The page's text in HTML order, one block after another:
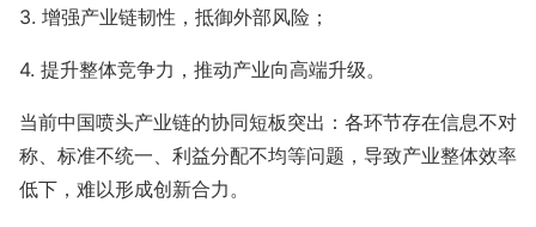
3. 增强产业链韧性，抵御外部风险；
4. 提升整体竞争力，推动产业向高端升级。
当前中国喷头产业链的协同短板突出：各环节存在信息不对
称、标准不统一、利益分配不均等问题，导致产业整体效率
低下，难以形成创新合力。